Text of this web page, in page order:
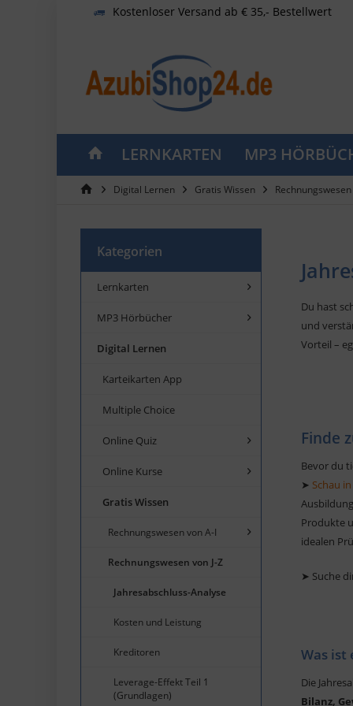
Kostenloser Versand ab € 35,- Bestellwert
LERNKARTEN MP3
Digital Lernen Gratis Wissen Rechnungswesen
Kategorien
Lernkarten
MP3 Hörbücher
Digital Lernen
Karteikarten App
Multiple Choice
Online Quiz
Online Kurse
Gratis Wissen
Rechnungswesen von A-I
Rechnungswesen von J-Z
Jahresabschluss-Analyse
Kosten und Leistung
Kreditoren
Leverage-Effekt Teil 1
(Grundlagen)
Du hast
und
Vorteil –
Finde
Bevor du
➤ Schau
Produkte
idealen
➤ Suche
Was ist
Die
Bilanz,